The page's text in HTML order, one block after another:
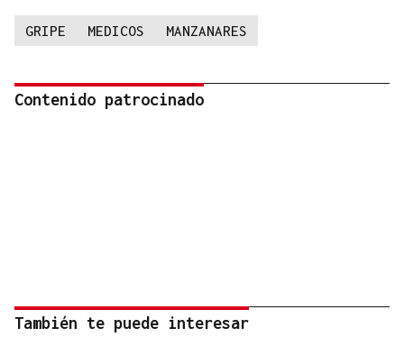
GRIPE MEDICOS MANZANARES
Contenido patrocinado
También te puede interesar